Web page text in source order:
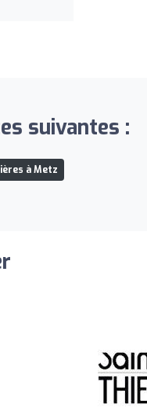
suivantes :
à Metz